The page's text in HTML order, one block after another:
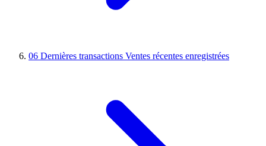
06 Dernières transactions Ventes récentes enregistrées